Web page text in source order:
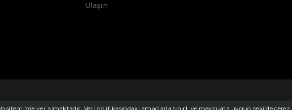
Ulaşın
sitemizde yer almaktadır. Veri politikasındaki amaçlarla sınırlı ve mevzuata uygun şekilde